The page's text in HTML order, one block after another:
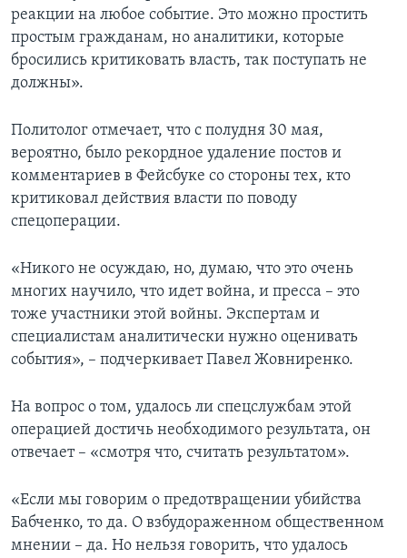
реакции на любое событие. Это можно простить
простым гражданам, но аналитики, которые
бросились критиковать власть, так поступать не
должны».
Политолог отмечает, что с полудня 30 мая,
вероятно, было рекордное удаление постов и
комментариев в Фейсбуке со стороны тех, кто
критиковал действия власти по поводу
спецоперации.
«Никого не осуждаю, но, думаю, что это очень
многих научило, что идет война, и пресса – это
тоже участники этой войны. Экспертам и
специалистам аналитически нужно оценивать
события», – подчеркивает Павел Жовниренко.
На вопрос о том, удалось ли спецслужбам этой
операцией достичь необходимого результата, он
отвечает – «смотря что, считать результатом».
«Если мы говорим о предотвращении убийства
Бабченко, то да. О взбудораженном общественном
мнении – да. Но нельзя говорить, что удалось